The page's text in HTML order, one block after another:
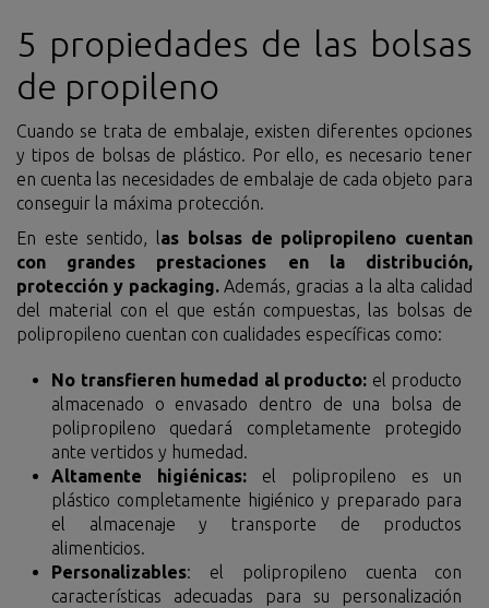
5 propiedades de las bolsas
de propileno
Cuando se trata de embalaje, existen diferentes opciones
y tipos de bolsas de plástico. Por ello, es necesario tener
en cuenta las necesidades de embalaje de cada objeto para
conseguir la máxima protección.
En este sentido, l as bolsas de polipropileno cuentan
con grandes prestaciones en la distribución,
protección y packaging.Además, gracias a la alta calidad
del material con el que están compuestas, las bolsas de
polipropileno cuentan con cualidades específicas como:
No transfieren humedad al producto: el producto
almacenado o envasado dentro de una bolsa de
polipropileno quedará completamente protegido
ante vertidos y humedad.
Altamente higiénicas:el polipropileno es un
plástico completamente higiénico y preparado para
el almacenaje y transporte de productos
alimenticios.
Personalizables: el polipropileno cuenta con
características adecuadas para su personalización